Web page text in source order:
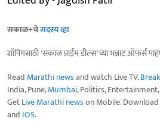
सकाळ+चेसदस्य व्हा
शॉपिंगसाठी 'सकाळ प्राईम डील्स'च्या भन्नाट ऑफर्स
Read Marathi newsand watch Live TV.
India, Pune,Mumbai, Politics,
GetLive Marathi newson Mobile.
and IOS.